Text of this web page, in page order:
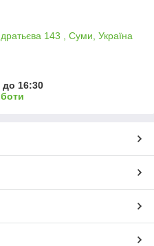
143 , Суми, Україна
до 16:30